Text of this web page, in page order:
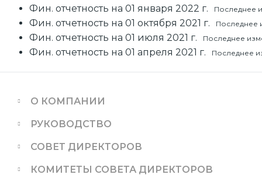
Фин. отчетность на 01 января 2022 г. Последнее
Фин. отчетность на 01 октября 2021 г. Последнее
Фин. отчетность на 01 июля 2021 г. Последнее
Фин. отчетность на 01 апреля 2021 г. Последнее
О КОМПАНИИ
РУКОВОДСТВО
СОВЕТ ДИРЕКТОРОВ
КОМИТЕТЫ СОВЕТА ДИРЕКТОРОВ